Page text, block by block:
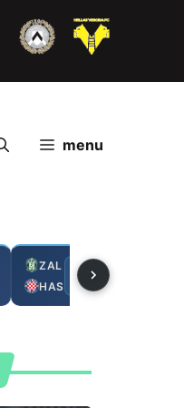
menu
ZAL
HAS
OGGI
19:00